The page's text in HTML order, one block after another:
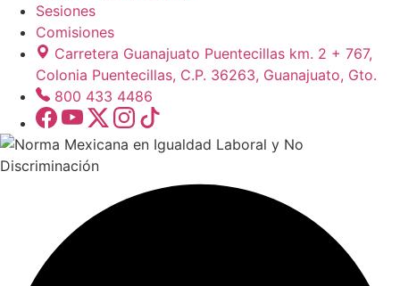
Sesiones
Comisiones
Carretera Guanajuato Puentecillas km. 2 + 767,
Colonia Puentecillas, C.P. 36263, Guanajuato, Gto.
800 433 4486